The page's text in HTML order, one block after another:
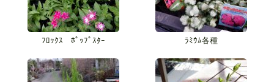
ﾌﾛｯｸｽ ﾎﾟｯﾌﾟｽﾀｰ ﾗﾐｳﾑ各種